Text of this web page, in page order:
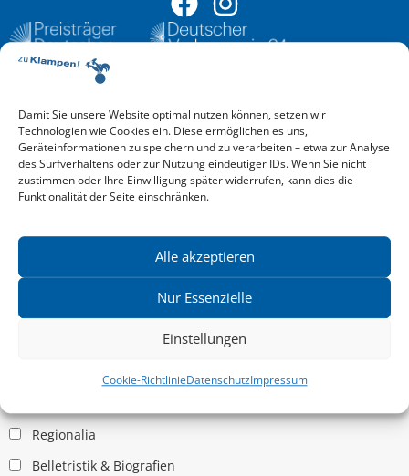
Damit Sie unsere Website optimal nutzen können, setzen wir
Technologien wie Cookies ein. Diese ermöglichen es uns,
Geräteinformationen zu speichern und zu verarbeiten – etwa zur Analyse
des Surfverhaltens oder zur Nutzung eindeutiger IDs. Wenn Sie nicht
zustimmen oder Ihre Einwilligung später widerrufen, kann dies die
Funktionalität der Seite einschränken.
Alle akzeptieren
Nur Essenzielle
Einstellungen
Cookie-RichtlinieDatenschutzImpressum
Aktuelle Vorschau
Entdecken Sie das aktuelle zu-Klampen!-Verlagsprogramm.
Hier finden Sie die Verlagsvorschau – einfach direkt online
reinlesen oder herunterladen.
Download: Vorschau zu Klampen! Herbst 2026
Mehr aktuelle Vorschauen ansehen
News zu aktuellen Neuheiten und Nachrichten im zu Klampen!
Verlag – jederzeit wieder abbestellbar.
Kritische Theorie / Philosophie
Regionalia
Belletristik & Biografien